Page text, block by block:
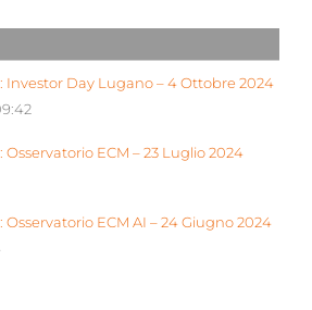
Investor Day Lugano – 4 Ottobre 2024
Osservatorio ECM – 23 Luglio 2024
Osservatorio ECM AI – 24 Giugno 2024